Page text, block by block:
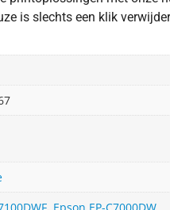
is slechts een klik
, Epson EP-C7000DW